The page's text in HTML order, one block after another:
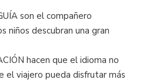
son el compañero
niños descubran una gran
hacen que el idioma no
el viajero pueda disfrutar más